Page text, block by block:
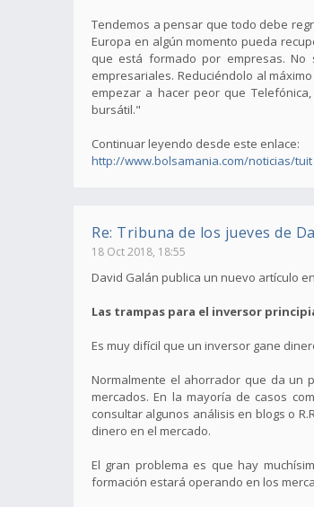
Tendemos a pensar que todo debe
Europa en algún momento pueda
que está formado por empresas.
empresariales. Reduciéndolo al
empezar a hacer peor que
bursátil."
Continuar leyendo desde este enlace:
http://www.bolsamania.com/noticias/tuit
Re: Tribuna de los jueves de
18 Oct 2018, 18:55
David Galán publica un nuevo artículo
Las trampas para el inversor
Es muy difícil que un inversor gane
Normalmente el ahorrador que da un
mercados. En la mayoría de casos
consultar algunos análisis en blogs o
dinero en el mercado.
El gran problema es que hay
formación estará operando en los